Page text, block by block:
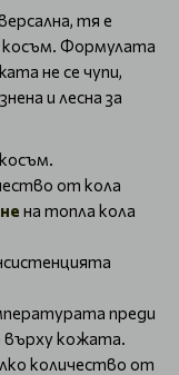
тя е
косъм. Формулата
не се чупи,
и лесна за
от кола
на топла кола
преди
върху кожата.
количество от